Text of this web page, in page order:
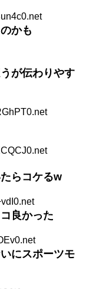
かも
が伝わりやす
らコケるw
良かった
にスポーツモ